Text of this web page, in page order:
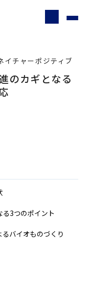
チャーポジティブ
のカギとなる
3つのポイント
バイオものづくり